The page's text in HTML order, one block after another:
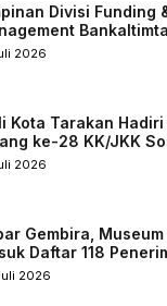
Divisi Funding
Digitalisasi
2026
Kota Tarakan
ke-28 KK/JKK
Kaltara–Sabah
2026
Gembira,
Daftar 118
2026